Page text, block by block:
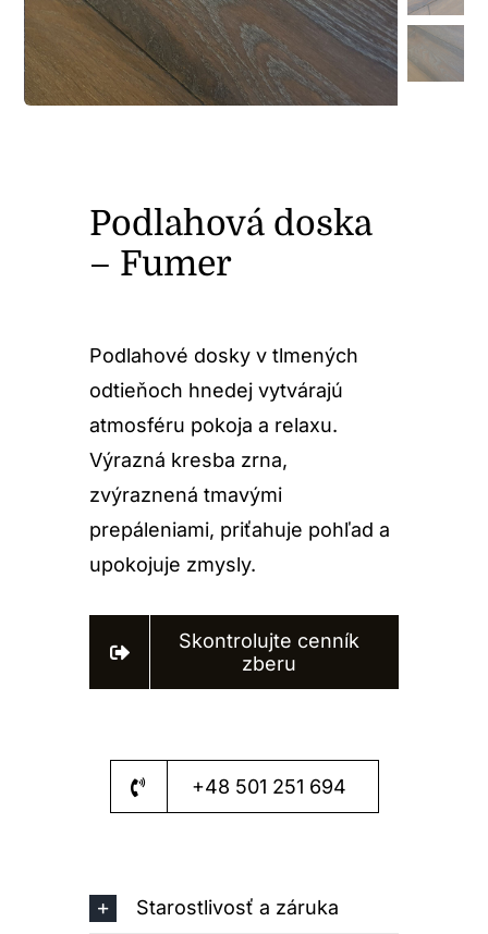
Podlahová doska
– Fumer
Podlahové dosky v tlmených
odtieňoch hnedej vytvárajú
atmosféru pokoja a relaxu.
Výrazná kresba zrna,
zvýraznená tmavými
prepáleniami, priťahuje pohľad a
upokojuje zmysly.
Skontrolujte cenník
zberu
+48 501 251 694
Starostlivosť a záruka